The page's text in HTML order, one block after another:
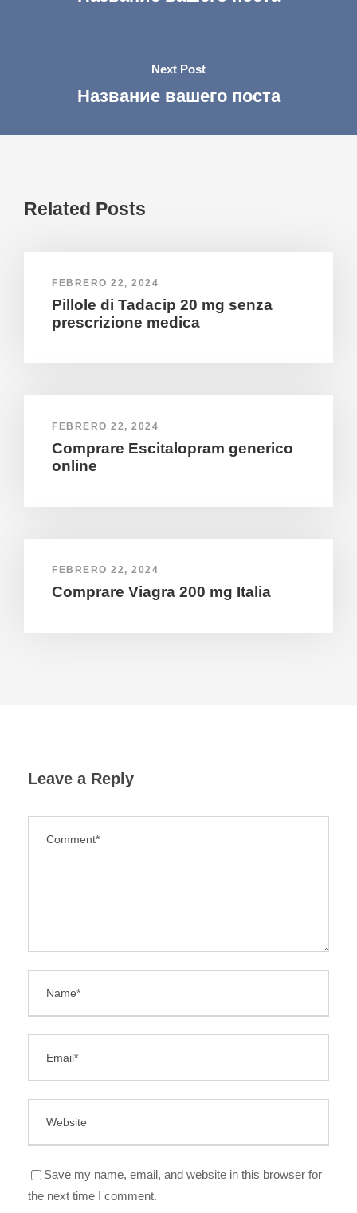
Next Post
Название вашего поста
Related Posts
FEBRERO 22, 2024
Pillole di Tadacip 20 mg senza
prescrizione medica
FEBRERO 22, 2024
Comprare Escitalopram generico
online
FEBRERO 22, 2024
Comprare Viagra 200 mg Italia
Leave a Reply
Save my name, email, and website in this browser for
the next time I comment.